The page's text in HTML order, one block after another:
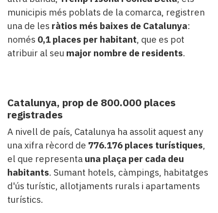
municipis més poblats de la comarca, registren
una de les ràtios més baixes de Catalunya:
només 0,1 places per habitant, que es pot
atribuir al seu major nombre de residents.
Catalunya, prop de 800.000 places
registrades
A nivell de país, Catalunya ha assolit aquest any
una xifra rècord de 776.176 places turístiques,
el que representa una plaça per cada deu
habitants. Sumant hotels, càmpings, habitatges
d'ús turístic, allotjaments rurals i apartaments
turístics.